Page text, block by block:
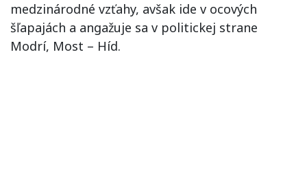
medzinárodné vzťahy, avšak ide v ocových
šľapajách a angažuje sa v politickej strane
Modrí, Most – Híd.